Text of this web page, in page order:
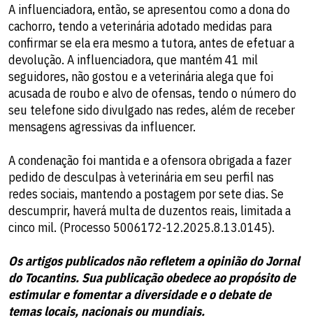
A influenciadora, então, se apresentou como a dona do
cachorro, tendo a veterinária adotado medidas para
confirmar se ela era mesmo a tutora, antes de efetuar a
devolução. A influenciadora, que mantém 41 mil
seguidores, não gostou e a veterinária alega que foi
acusada de roubo e alvo de ofensas, tendo o número do
seu telefone sido divulgado nas redes, além de receber
mensagens agressivas da influencer.
A condenação foi mantida e a ofensora obrigada a fazer
pedido de desculpas à veterinária em seu perfil nas
redes sociais, mantendo a postagem por sete dias. Se
descumprir, haverá multa de duzentos reais, limitada a
cinco mil. (Processo 5006172-12.2025.8.13.0145).
Os artigos publicados não refletem a opinião do Jornal
do Tocantins. Sua publicação obedece ao propósito de
estimular e fomentar a diversidade e o debate de
temas locais, nacionais ou mundiais.